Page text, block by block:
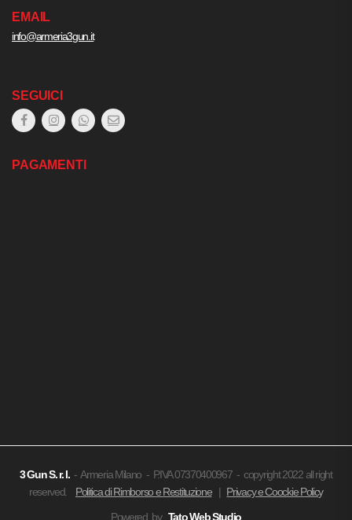
EMAIL
info@armeria3gun.it
SEGUICI
PAGAMENTI
3 GunS. r. l. - Armeria Milano - P.IVA 07370400967 - copyright 2022 all right
reserved. Politica di Rimborso e Restituzione| Privacy e Coockie Policy
Powered by Tato Web Studio